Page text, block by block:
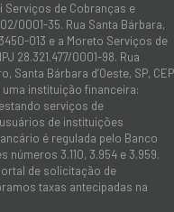
Serviços de Cobranças e
0001-35. Rua Santa Bárbara,
013 e a Moreto Serviços de
28.321.477/0001-98. Rua
Santa Bárbara d’Oeste, SP, CEP
uma instituição financeira:
serviços de
de instituições
é regulada pelo Banco
3.110, 3.954 e 3.959.
de solicitação de
taxas antecipadas na